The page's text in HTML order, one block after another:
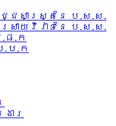
ជសាស្រ្តនៃ ប.ស.ស.
ស្រាយវិវាទនៃ ប.ស.ស.
.ផ.ក
.ប.ក
ារ